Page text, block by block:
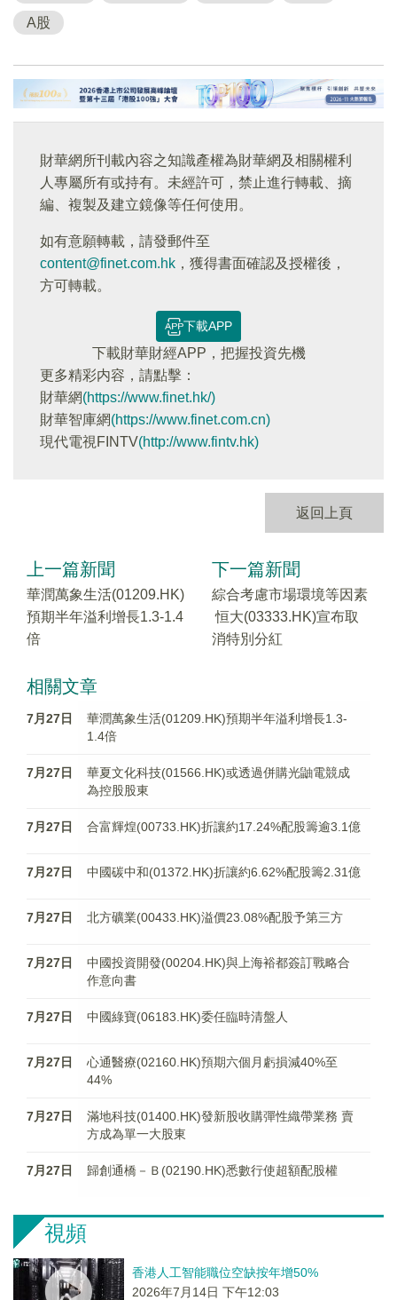
A股
財華網所刊載內容之知識產權為財華網及相關權利
人專屬所有或持有。未經許可，禁止進行轉載、摘
編、複製及建立鏡像等任何使用。
如有意願轉載，請發郵件至
content@finet.com.hk ，獲得書面確認及授權後，
方可轉載。
下載APP
下載財華財經APP，把握投資先機
更多精彩内容，請點擊：
財華網(https://www.finet.hk/)
財華智庫網(https://www.finet.com.cn)
現代電視FINTV(http://www.fintv.hk)
返回上頁
上一篇新聞
華潤萬象生活(01209.HK)
預期半年溢利增長1.3-1.4
倍
下一篇新聞
綜合考慮市場環境等因素
恒大(03333.HK)宣布取
消特別分紅
相關文章
7月27日
華潤萬象生活(01209.HK)預期半年溢利增長1.3-
1.4倍
7月27日
華夏文化科技(01566.HK)或透過併購光鼬電競成
為控股股東
7月27日 合富輝煌(00733.HK)折讓約17.24%配股籌逾3.1億
7月27日 中國碳中和(01372.HK)折讓約6.62%配股籌2.31億
7月27日 北方礦業(00433.HK)溢價23.08%配股予第三方
7月27日
中國投資開發(00204.HK)與上海裕都簽訂戰略合
作意向書
7月27日 中國綠寶(06183.HK)委任臨時清盤人
7月27日
心通醫療(02160.HK)預期六個月虧損減40%至
44%
7月27日
滿地科技(01400.HK)發新股收購彈性織帶業務 賣
方成為單一大股東
7月27日 歸創通橋－Ｂ(02190.HK)悉數行使超額配股權
視頻
香港人工智能職位空缺按年增50%
2026年7月14日 下午12:03